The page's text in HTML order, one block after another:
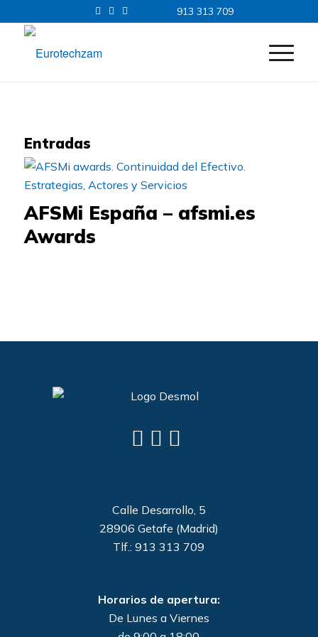
913 313 709
Entradas
AFSMi España – afsmi.es
Awards
Calle Desarrollo, 5
28906 Getafe (Madrid)
Tlf.: 913 313 709
Horarios de apertura:
De Lunes a Viernes